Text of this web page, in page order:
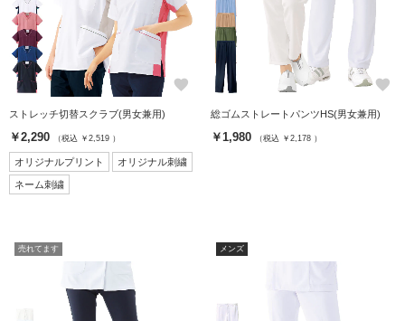
favorite
ストレッチ切替スクラブ(男女兼用)
￥2,290 （税込 ￥2,519 ）
オリジナルプリント オリジナル刺繍
ネーム刺繍
favorite
総ゴムストレートパンツHS(男女兼用)
￥1,980 （税込 ￥2,178 ）
売れてます メンズ